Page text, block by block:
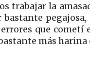
trabajar la
bastante
que
más harina